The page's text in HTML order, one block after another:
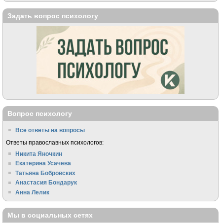
Задать вопрос психологу
Вопрос психологу
Все ответы на вопросы
Ответы православных психологов:
Никита Яночкин
Екатерина Усачева
Татьяна Бобровских
Анастасия Бондарук
Анна Лелик
Мы в социальных сетях